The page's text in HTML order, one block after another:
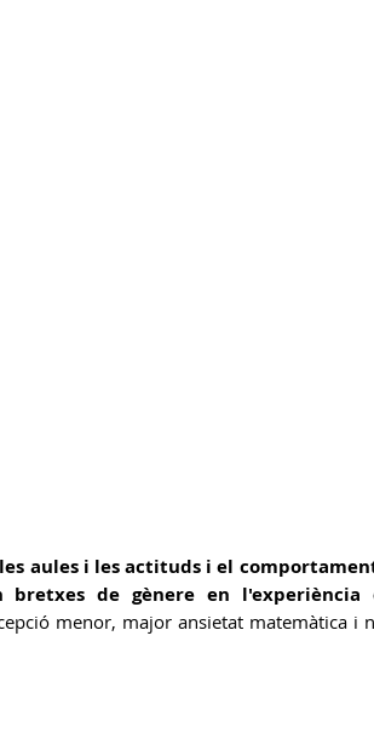
aules i les actituds i el
de gènere en l'experiència
menor, major ansietat matemàtica i